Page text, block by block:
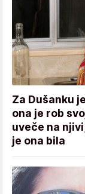
Za Dušanku
ona je rob
uveče na
je ona bila